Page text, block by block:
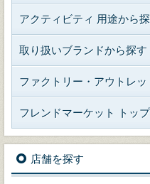
アクティビティ 用途から
取り扱いブランドから探す
ファクトリー・アウトレッ
フレンドマーケット トップ
店舗を探す